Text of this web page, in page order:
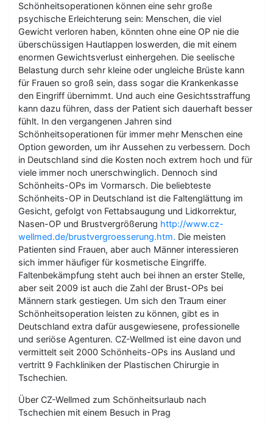
Schönheitsoperationen können eine sehr große
psychische Erleichterung sein: Menschen, die viel
Gewicht verloren haben, könnten ohne eine OP nie die
überschüssigen Hautlappen loswerden, die mit einem
enormen Gewichtsverlust einhergehen. Die seelische
Belastung durch sehr kleine oder ungleiche Brüste kann
für Frauen so groß sein, dass sogar die Krankenkasse
den Eingriff übernimmt. Und auch eine Gesichtsstraffung
kann dazu führen, dass der Patient sich dauerhaft besser
fühlt. In den vergangenen Jahren sind
Schönheitsoperationen für immer mehr Menschen eine
Option geworden, um ihr Aussehen zu verbessern. Doch
in Deutschland sind die Kosten noch extrem hoch und für
viele immer noch unerschwinglich. Dennoch sind
Schönheits-OPs im Vormarsch. Die beliebteste
Schönheits-OP in Deutschland ist die Faltenglättung im
Gesicht, gefolgt von Fettabsaugung und Lidkorrektur,
Nasen-OP und Brustvergrößerung http://www.cz-
wellmed.de/brustvergroesserung.htm. Die meisten
Patienten sind Frauen, aber auch Männer interessieren
sich immer häufiger für kosmetische Eingriffe.
Faltenbekämpfung steht auch bei ihnen an erster Stelle,
aber seit 2009 ist auch die Zahl der Brust-OPs bei
Männern stark gestiegen. Um sich den Traum einer
Schönheitsoperation leisten zu können, gibt es in
Deutschland extra dafür ausgewiesene, professionelle
und seriöse Agenturen. CZ-Wellmed ist eine davon und
vermittelt seit 2000 Schönheits-OPs ins Ausland und
vertritt 9 Fachkliniken der Plastischen Chirurgie in
Tschechien.
Über CZ-Wellmed zum Schönheitsurlaub nach
Tschechien mit einem Besuch in Prag